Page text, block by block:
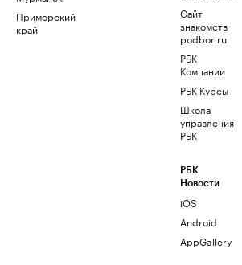
Приморский
край
Сайт
знакомств
podbor.ru
РБК
Компании
РБК Курсы
Школа
управления
РБК
РБК
Новости
iOS
Android
AppGallery